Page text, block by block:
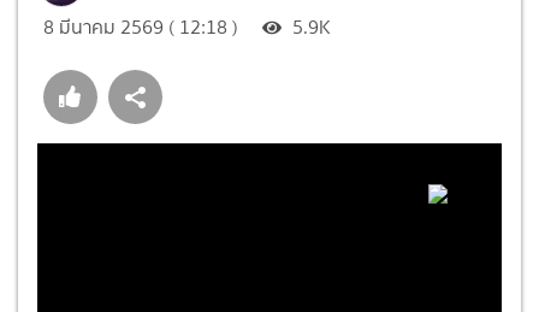
8 มีนาคม 2569 ( 12:18 ) 5.9K